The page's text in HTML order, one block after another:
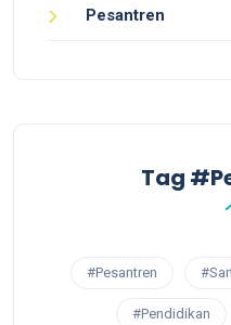
Pesantren
Tag
#Pesantren
#Pendidikan